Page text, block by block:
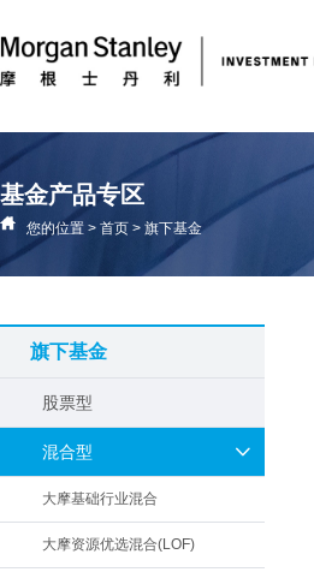
基金产品专区
您的位置 > 首页 > 旗下基金
旗下基金
股票型
混合型
大摩基础行业混合
大摩资源优选混合(LOF)